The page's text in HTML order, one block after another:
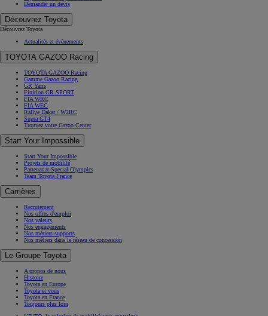
Demander un devis
Découvrez Toyota
Découvrez Toyota
Actualités et évènements
TOYOTA GAZOO Racing
TOYOTA GAZOO Racing
Gamme Gazoo Racing
GR Yaris
Finition GR SPORT
FIA WRC
FIA WEC
Rallye Dakar / W2RC
Supra GT4
Trouvez votre Gazoo Center
Start Your Impossible
Start Your Impossible
Projets de mobilité
Partenariat Special Olympics
Team Toyota France
Carrières
Recrutement
Nos offres d'emploi
Nos valeurs
Nos engagements
Nos métiers supports
Nos métiers dans le réseau de concession
Le Groupe Toyota
A propos de nous
Histoire
Toyota en Europe
Toyota et vous
Toyota en France
Toujours plus loin